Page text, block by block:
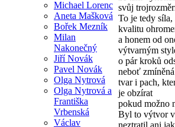
Michael Lorenc
Aneta Mašková
Bořek Mezník
Milan
Nakonečný
Jiří Novák
Pavel Novák
Olga Nytrová
Olga Nytrová a
Františka
Vrbenská
Václav
svůj
To je tedy
kvalitu
a honem od
výtvarným
o pár kroků
neboť
tvar i pach,
je obzírat
pokud možno
Byl to výtvor